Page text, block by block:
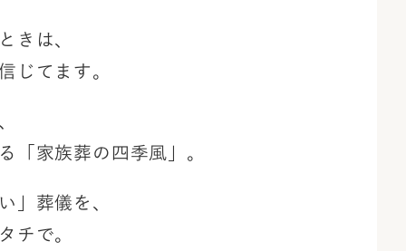
きは、
じてます。
「家族葬の四季風」。
」葬儀を、
チで。